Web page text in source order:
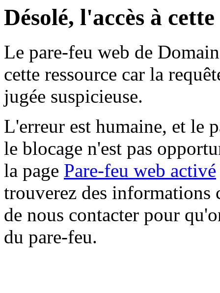
Désolé, l'accès à
Le pare-feu web de
cette ressource car la
jugée suspicieuse.
L'erreur est humaine, et le
le blocage n'est pas
la page Pare-feu web activé
trouverez des informations
de nous contacter pour
du pare-feu.